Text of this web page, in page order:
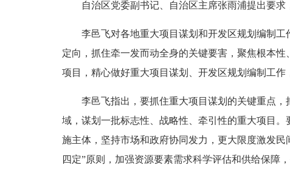
自治区党委副书记、自治区主席张雨浦提出要求
李邑飞对各地重大项目谋划和开发区规划编制工
定向，抓住牵一发而动全身的关键要害，聚焦根本
项目，精心做好重大项目谋划、开发区规划编制工作
李邑飞指出，要抓住重大项目谋划的关键重点，
域，谋划一批标志性、战略性、牵引性的重大项目
施主体，坚持市场和政府协同发力，更大限度激发
四定”原则，加强资源要素需求科学评估和供给保障